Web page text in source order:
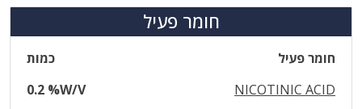
חומר פעיל
חומר פעיל
כמות
NICOTINIC ACID
0.2 %W/V